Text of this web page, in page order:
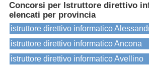
Concorsi per Istruttore direttivo
elencati per provincia
istruttore direttivo informatico
istruttore direttivo informatico Ancona
istruttore direttivo informatico Avellino